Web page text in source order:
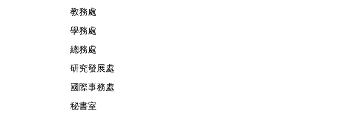
教務處
學務處
總務處
研究發展處
國際事務處
秘書室